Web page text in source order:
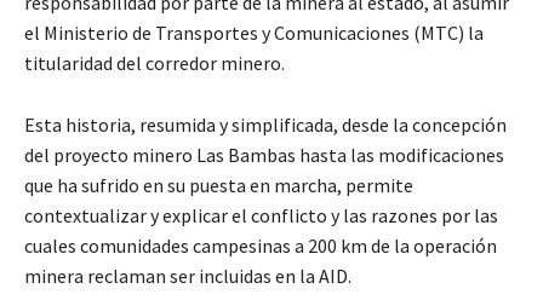
el Ministerio de Transportes y Comunicaciones (MTC) la
titularidad del corredor minero.
Esta historia, resumida y simplificada, desde la concepción
del proyecto minero Las Bambas hasta las modificaciones
que ha sufrido en su puesta en marcha, permite
contextualizar y explicar el conflicto y las razones por las
cuales comunidades campesinas a 200 km de la operación
minera reclaman ser incluidas en la AID.